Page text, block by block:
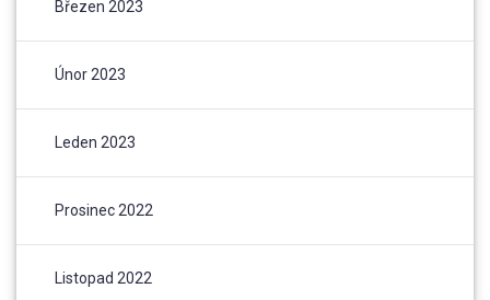
Březen 2023
Únor 2023
Leden 2023
Prosinec 2022
Listopad 2022